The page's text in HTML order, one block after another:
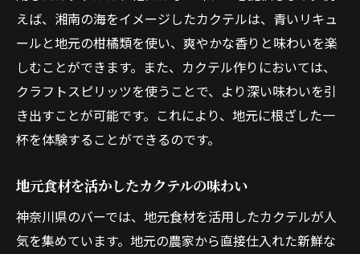
えば、湘南の海をイメージしたカクテルは、青いリキュ
ールと地元の柑橘類を使い、爽やかな香りと味わいを楽
しむことができます。また、カクテル作りにおいては、
クラフトスピリッツを使うことで、より深い味わいを引
き出すことが可能です。これにより、地元に根ざした一
杯を体験することができるのです。
地元食材を活かしたカクテルの味わい
神奈川県のバーでは、地元食材を活用したカクテルが人
気を集めています。地元の農家から直接仕入れた新鮮な